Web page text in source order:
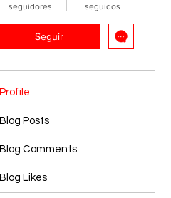
seguidores seguidos
Seguir
Profile
Blog Posts
Blog Comments
Blog Likes